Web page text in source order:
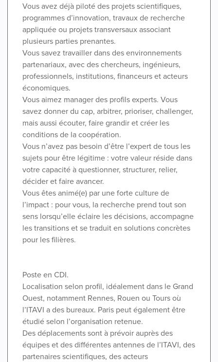
Vous avez déjà piloté des projets scientifiques,
programmes d’innovation, travaux de recherche
appliquée ou projets transversaux associant
plusieurs parties prenantes.
Vous savez travailler dans des environnements
partenariaux, avec des chercheurs, ingénieurs,
professionnels, institutions, financeurs et acteurs
économiques.
Vous aimez manager des profils experts. Vous
savez donner du cap, arbitrer, prioriser, challenger,
mais aussi écouter, faire grandir et créer les
conditions de la coopération.
Vous n’avez pas besoin d’être l’expert de tous les
sujets pour être légitime : votre valeur réside dans
votre capacité à questionner, structurer, relier,
décider et faire avancer.
Vous êtes animé(e) par une forte culture de
l’impact : pour vous, la recherche prend tout son
sens lorsqu’elle éclaire les décisions, accompagne
les transitions et se traduit en solutions concrètes
pour les filières.
Poste en CDI.
Localisation selon profil, idéalement dans le Grand
Ouest, notamment Rennes, Rouen ou Tours où
l’ITAVI a des bureaux. Paris peut également être
étudié selon l’organisation retenue.
Des déplacements sont à prévoir auprès des
équipes et des différentes antennes de l’ITAVI, des
partenaires scientifiques, des acteurs